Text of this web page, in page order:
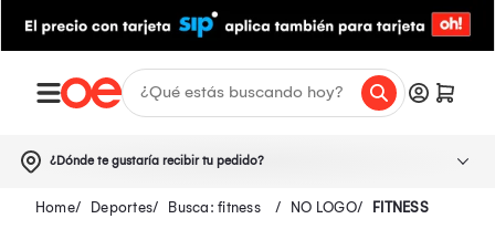
¿Dónde te gustaría recibir tu pedido?
Deportes Busca: fitness NO LOGO FITNESS